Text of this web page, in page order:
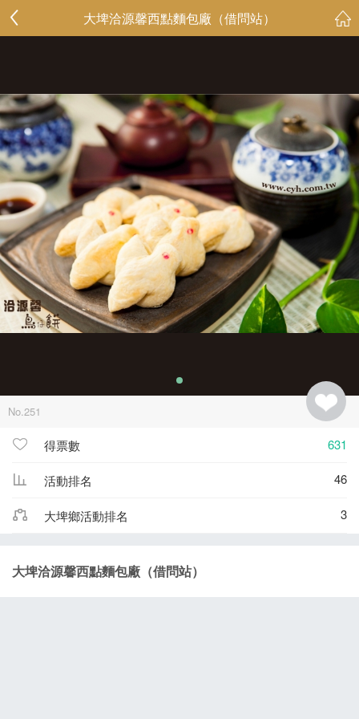
大埤洽源馨西點麵包廠（借問站）
No.251
得票數 631
活動排名 46
大埤鄉活動排名 3
大埤洽源馨西點麵包廠（借問站）